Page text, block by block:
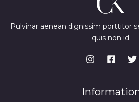
Pulvinar aenean dignissim porttitor
quis non id.